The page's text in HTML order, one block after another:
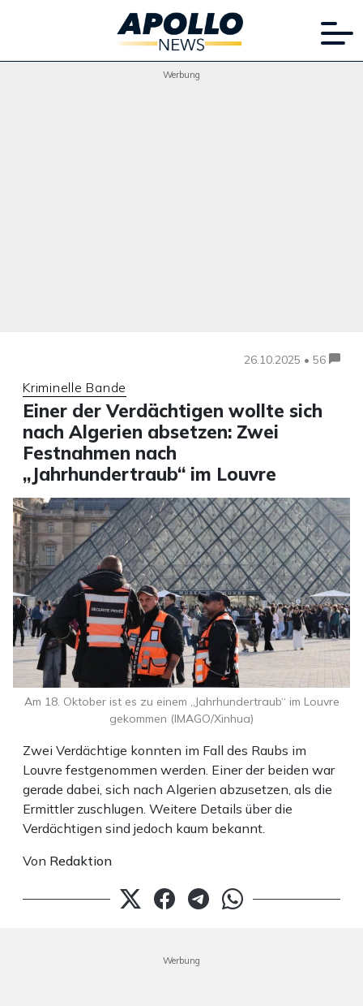
Werbung
26.10.2025 • 56
Kriminelle Bande
Einer der Verdächtigen wollte sich
nach Algerien absetzen: Zwei
Festnahmen nach
„Jahrhundertraub“ im Louvre
Zwei Verdächtige konnten im Fall des Raubs im
Louvre festgenommen werden. Einer der beiden war
gerade dabei, sich nach Algerien abzusetzen, als die
Ermittler zuschlugen. Weitere Details über die
Verdächtigen sind jedoch kaum bekannt.
Von Redaktion
Am 18. Oktober ist es zu einem „Jahrhundertraub“ im Louvre
gekommen (IMAGO/Xinhua)
Werbung